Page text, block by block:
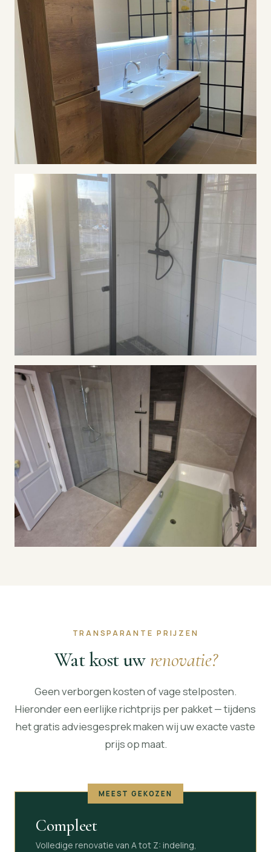
TRANSPARANTE PRIJZEN
Wat kost uwrenovatie?
Geen verborgen kosten of vage stelposten.
Hieronder een eerlijke richtprijs per pakket — tijdens
het gratis adviesgesprek maken wij uw exacte vaste
prijs op maat.
MEEST GEKOZEN
Compleet
Volledige renovatie van A tot Z: indeling,